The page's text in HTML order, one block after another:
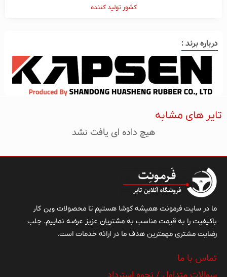
کشور تولید کننده
درباره برند :
تایر های مشابه
هیچ داده ای یافت نشد
ما در سایت فرمونت همیشه کوشا هستیم تا محصولات وین کار
باکیفیت را به قیمت مناسب به مشتریان عزیز عرضه نماییم. جلب
رضایت مشتری مهمترین هدف ما در ارائه خدمات است.
تماس با ما